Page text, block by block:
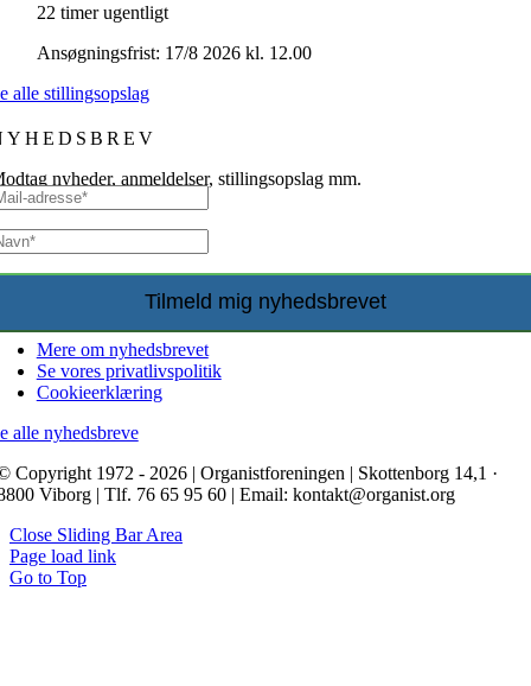
22 timer ugentligt
Ansøgningsfrist: 17/8 2026 kl. 12.00
alle stillingsopslag
nyheder, anmeldelser, stillingsopslag mm.
Mere om nyhedsbrevet
Se vores privatlivspolitik
Cookieerklæring
alle nyhedsbreve
Copyright 1972 - 2026 | Organistforeningen | Skottenborg 14,1 ·
Viborg | Tlf. 76 65 95 60 | Email: kontakt@organist.org
Close Sliding Bar Area
Page load link
Go to Top